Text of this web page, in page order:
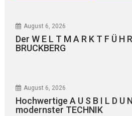
August 6, 2026
Der W E L T M A R K T F Ü H
BRUCKBERG
August 6, 2026
Hochwertige A U S B I L D U
modernster TECHNIK